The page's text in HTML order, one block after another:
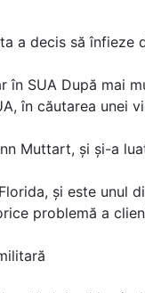
a decis să înfieze
în SUA După mai
în căutarea unei
Muttart, și și-a
și este unul
problemă a